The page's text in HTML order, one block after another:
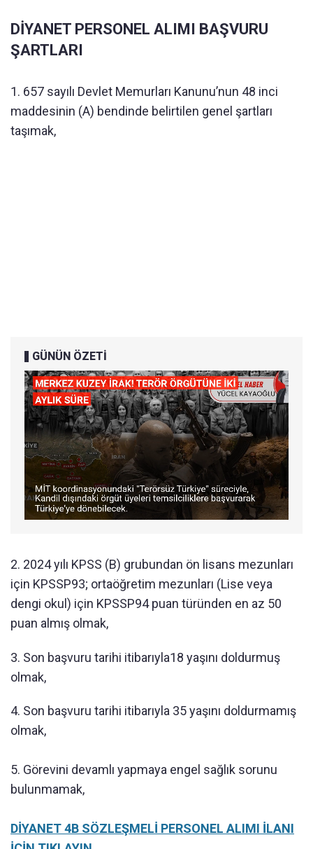
DİYANET PERSONEL ALIMI BAŞVURU
ŞARTLARI
1. 657 sayılı Devlet Memurları Kanunu’nun 48 inci
maddesinin (A) bendinde belirtilen genel şartları
taşımak,
GÜNÜN ÖZETİ
2. 2024 yılı KPSS (B) grubundan ön lisans mezunları
için KPSSP93; ortaöğretim mezunları (Lise veya
dengi okul) için KPSSP94 puan türünden en az 50
puan almış olmak,
3. Son başvuru tarihi itibarıyla18 yaşını doldurmuş
olmak,
4. Son başvuru tarihi itibarıyla 35 yaşını doldurmamış
olmak,
5. Görevini devamlı yapmaya engel sağlık sorunu
bulunmamak,
DİYANET 4B SÖZLEŞMELİ PERSONEL ALIMI İLANI